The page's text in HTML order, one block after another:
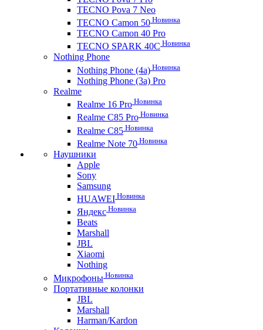
TECNO Pova 7 Neo
TECNO Camon 50 Новинка
TECNO Camon 40 Pro
TECNO SPARK 40C Новинка
Nothing Phone
Nothing Phone (4a) Новинка
Nothing Phone (3a) Pro
Realme
Realme 16 Pro Новинка
Realme C85 Pro Новинка
Realme C85 Новинка
Realme Note 70 Новинка
Наушники
Apple
Sony
Samsung
HUAWEI Новинка
Яндекс Новинка
Beats
Marshall
JBL
Xiaomi
Nothing
Микрофоны Новинка
Портативные колонки
JBL
Marshall
Harman/Kardon